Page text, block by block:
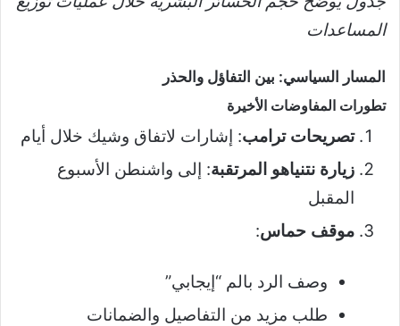
المساعدات
المسار السياسي: بين التفاؤل والحذر
تطورات المفاوضات الأخيرة
تصريحات ترامب: إشارات لاتفاق وشيك خلال أيام
زيارة نتنياهو المرتقبة: إلى واشنطن الأسبوع
المقبل
موقف حماس:
وصف الرد بالم “إيجابي”
طلب مزيد من التفاصيل والضمانات